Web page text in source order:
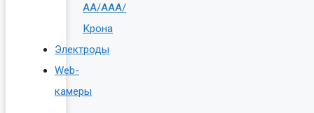
AA/AAA/
Крона
Электроды
Web-
камеры